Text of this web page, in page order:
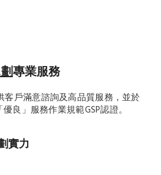
專業服務
戶滿意諮詢及高品質服務，並於
良」服務作業規範GSP認證。
實力